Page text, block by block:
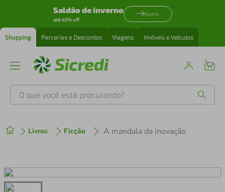
Saldão de inverno
até 40% off
Quero
Shopping Parcerias e Descontos Viagens Imóveis e Veículos
O que você está procurando?
Livros Ficção A mandala da inovação
2º cafeteira